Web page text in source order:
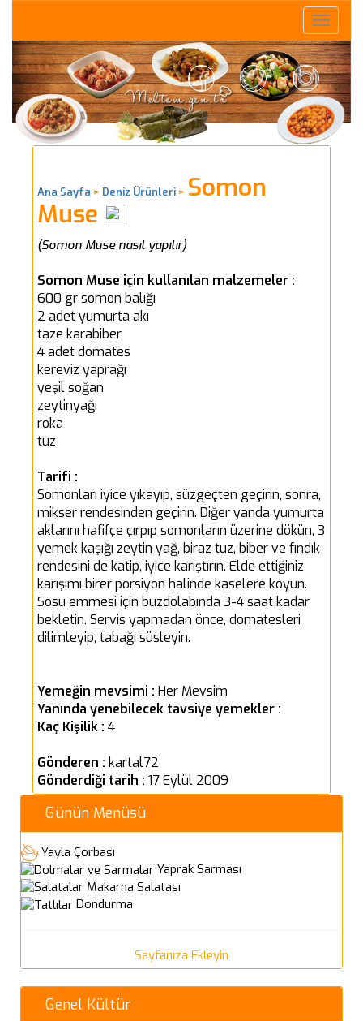
Toggle
Ana Sayfa > Deniz Ürünleri > Somon
Muse
(Somon Muse nasıl yapılır)
Somon Muse için kullanılan malzemeler :
600 gr somon balığı
2 adet yumurta akı
taze karabiber
4 adet domates
kereviz yaprağı
yeşil soğan
zeytinyağı
roka
tuz
Tarifi :
Somonları iyice yıkayıp, süzgeçten geçirin, sonra,
mikser rendesinden geçirin. Diğer yanda yumurta
aklarını hafifçe çırpıp somonların üzerine dökün, 3
yemek kaşığı zeytin yağ, biraz tuz, biber ve fındık
rendesini de katip, iyice karıştırın. Elde ettiğiniz
karışımı birer porsiyon halinde kaselere koyun.
Sosu emmesi için buzdolabında 3-4 saat kadar
bekletin. Servis yapmadan önce, domatesleri
dilimleyip, tabağı süsleyin.
Yemeğin mevsimi : Her Mevsim
Yanında yenebilecek tavsiye yemekler :
Kaç Kişilik : 4
Gönderen : kartal72
Gönderdiği tarih : 17 Eylül 2009
Günün Menüsü
Yayla Çorbası
Yaprak Sarması
Makarna Salatası
Dondurma
Sayfanıza Ekleyin
Genel Kültür